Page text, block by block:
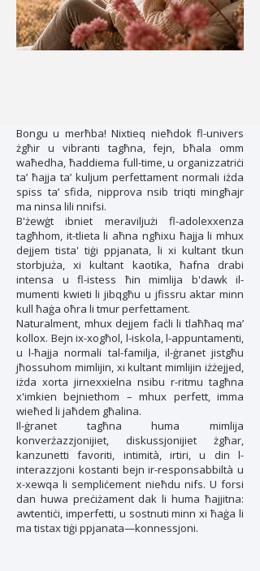
Bongu u merħba! Nixtieq nieħdok fl-univers
żgħir u vibranti tagħna, fejn, bħala omm
waħedha, ħaddiema full-time, u organizzatriċi
ta’ ħajja ta’ kuljum perfettament normali iżda
spiss ta’ sfida, nipprova nsib triqti mingħajr
ma ninsa lili nnifsi.
B'żewġt ibniet meraviljużi fl-adolexxenza
tagħhom, it-tlieta li aħna ngħixu ħajja li mhux
dejjem tista' tiġi ppjanata, li xi kultant tkun
storbjuża, xi kultant kaotika, ħafna drabi
intensa u fl-istess ħin mimlija b'dawk il-
mumenti kwieti li jibqgħu u jfissru aktar minn
kull ħaġa oħra li tmur perfettament.
Naturalment, mhux dejjem faċli li tlaħħaq ma’
kollox. Bejn ix-xogħol, l-iskola, l-appuntamenti,
u l-ħajja normali tal-familja, il-ġranet jistgħu
jħossuhom mimlijin, xi kultant mimlijin iżżejjed,
iżda xorta jirnexxielna nsibu r-ritmu tagħna
x'imkien bejniethom – mhux perfett, imma
wieħed li jaħdem għalina.
Il-ġranet tagħna huma mimlija
konverżazzjonijiet, diskussjonijiet żgħar,
kanzunetti favoriti, intimità, irtiri, u din l-
interazzjoni kostanti bejn ir-responsabbiltà u
x-xewqa li sempliċement nieħdu nifs. U forsi
dan huwa preċiżament dak li huma ħajjitna:
awtentiċi, imperfetti, u sostnuti minn xi ħaġa li
ma tistax tiġi ppjanata—konnessjoni.